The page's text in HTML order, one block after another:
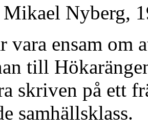
Nyberg,
vara ensam om
till
skriven på ett
samhällsklass.